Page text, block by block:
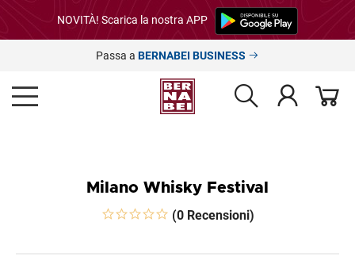
NOVITÀ! Scarica la nostra APP
Passa a BERNABEI BUSINESS
Milano Whisky Festival
(0 Recensioni)